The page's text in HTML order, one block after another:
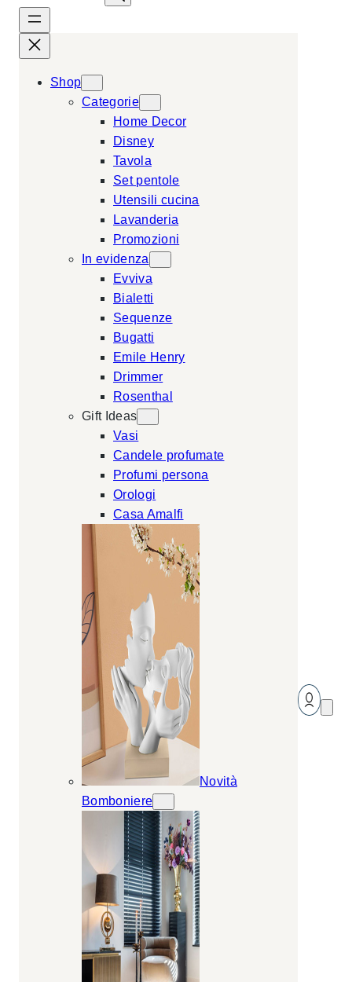
s
Shop
Categorie
Home Decor
Disney
Tavola
Set pentole
Utensili cucina
Lavanderia
Promozioni
In evidenza
Evviva
Bialetti
Sequenze
Bugatti
Emile Henry
Drimmer
Rosenthal
Gift Ideas
Vasi
Candele profumate
Profumi persona
Orologi
Casa Amalfi
Novità
Bomboniere